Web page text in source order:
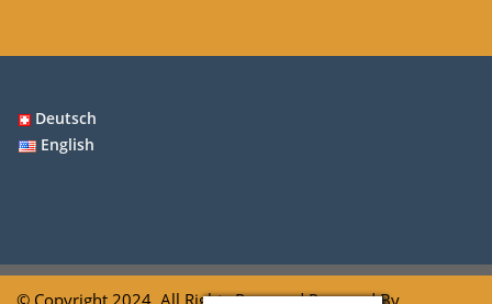
Deutsch
English
© Copyright 2024. All Rights Reserved Powered By